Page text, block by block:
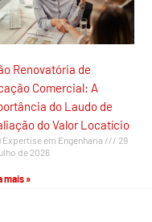
Renovatória de
Comercial: A
do Laudo de
do Valor Locatício
Expertise em Engenharia
29
de 2026
mais »